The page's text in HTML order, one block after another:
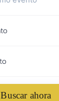
Buscar ahora